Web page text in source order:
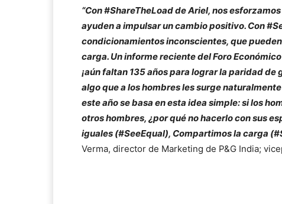
“Con #ShareTheLoad de Ariel, nos
ayuden a impulsar un cambio positivo. Con
condicionamientos inconscientes, que
carga. Un informe reciente del Foro
¡aún faltan 135 años para lograr la paridad
algo que a los hombres les surge
este año se basa en esta idea simple: si los
otros hombres, ¿por qué no hacerlo con sus
iguales (#SeeEqual), Compartimos la carga
Verma, director de Marketing de P&G India;